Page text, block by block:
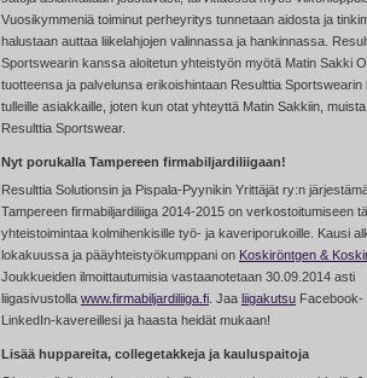
Vuosikymmeniä toiminut perheyritys tunnetaan aidosta ja
halustaan auttaa liikelahjojen valinnassa ja hankinnassa.
Sportswearin kanssa aloitetun yhteistyön myötä Matin Sakki
tuotteensa ja palvelunsa erikoishintaan Resulttia Sportswearin
tulleille asiakkaille, joten kun otat yhteyttä Matin Sakkiin,
Resulttia Sportswear.
Nyt porukalla Tampereen firmabiljardiliigaan!
Resulttia Solutionsin ja Pispala-Pyynikin Yrittäjät ry:n
Tampereen firmabiljardiliiga 2014-2015 on verkostoitumiseen
yhteistoimintaa kolmihenkisille työ- ja kaveriporukoille. Kausi
lokakuussa ja pääyhteistyökumppani on Koskiröntgen &
Joukkueiden ilmoittautumisia vastaanotetaan 30.09.2014 asti
liigasivustolla www.firmabiljardiliiga.fi. Jaa liigakutsuFacebook-
LinkedIn-kavereillesi ja haasta heidät mukaan!
Lisää huppareita, collegetakkeja ja kauluspaitoja